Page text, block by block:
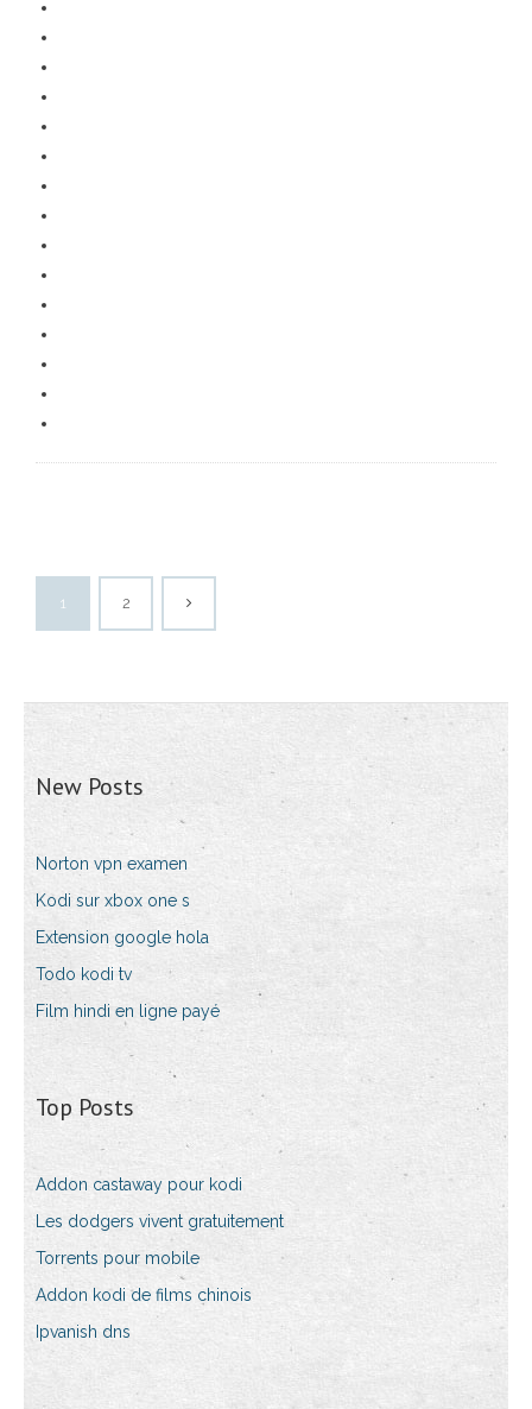
1 2
New Posts
Norton vpn examen
Kodi sur xbox one s
Extension google hola
Todo kodi tv
Film hindi en ligne payé
Top Posts
Addon castaway pour kodi
Les dodgers vivent gratuitement
Torrents pour mobile
Addon kodi de films chinois
Ipvanish dns